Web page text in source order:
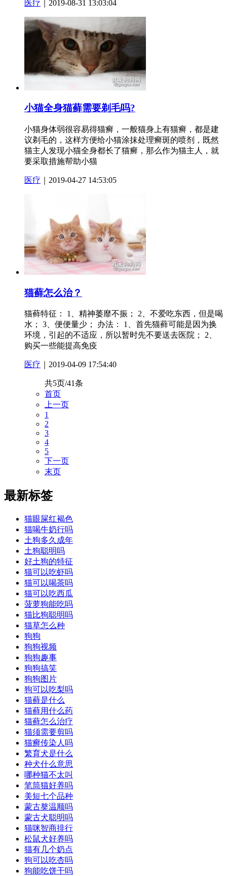
医疗 ｜2019-08-31 13:03:04
小猫全身猫藓需要剃毛吗?
小猫身体弱很容易得猫癣，一般猫身上有猫癣，都是建
议剃毛的，这样方便给小猫涂抹处理癣斑的喷剂，既然
猫主人发现小猫全身都长了猫癣，那么作为猫主人，就
要采取措施帮助小猫
医疗 ｜2019-04-27 14:53:05
猫藓怎么治？
猫藓特征： 1、精神萎靡不振； 2、不爱吃东西，但是喝
水； 3、便便量少； 办法： 1、首先猫藓可能是因为换
环境，引起的不适应，所以暂时先不要送去医院； 2、
购买一些能提高免疫
医疗 ｜2019-04-09 17:54:40
共5页/41条
首页
上一页
1
2
3
4
5
下一页
末页
最新标签
猫眼屎红褐色
猫喝牛奶行吗
土狗多久成年
土狗聪明吗
好土狗的特征
猫可以吃虾吗
猫可以喝茶吗
猫可以吃西瓜
菠萝狗能吃吗
猫比狗聪明吗
猫草怎么种
狗狗
狗狗视频
狗狗趣事
狗狗搞笑
狗狗图片
狗可以吃梨吗
猫藓是什么
猫藓用什么药
猫藓怎么治疗
猫须需要剪吗
猫癣传染人吗
繁育犬是什么
种犬什么意思
哪种猫不太叫
笔筒猫好养吗
美短七个品种
蒙古獒温顺吗
蒙古犬聪明吗
猫咪智商排行
松鼠犬好养吗
猫有几个奶点
狗可以吃杏吗
狗能吃饼干吗